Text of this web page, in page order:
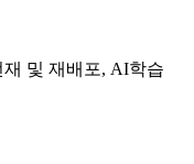
및 재배포, AI학습